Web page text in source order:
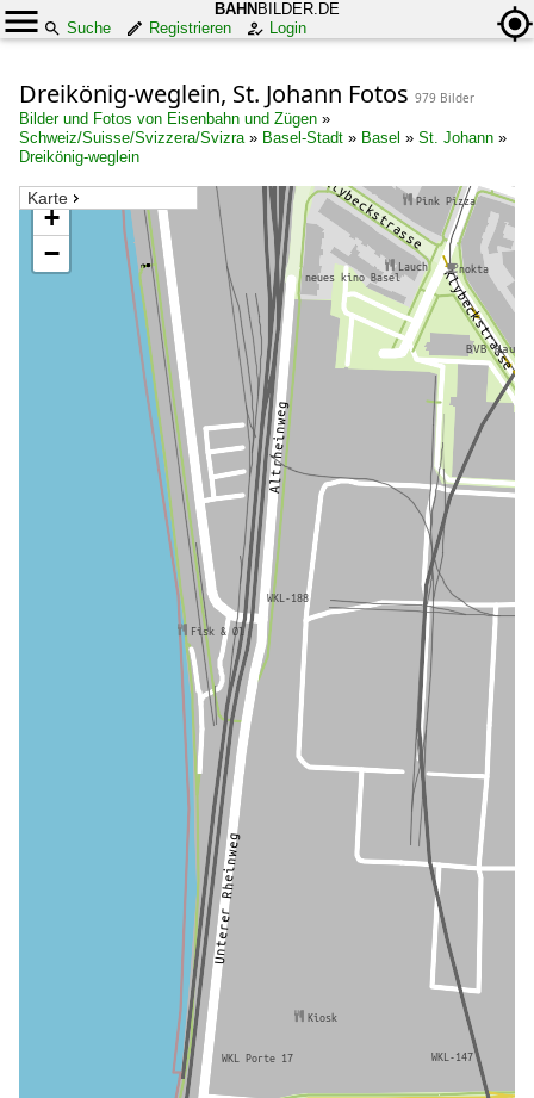
BAHN BILDER.DE
Suche
Registrieren Login
Dreikönig-weglein, St. Johann Fotos 979 Bilder
Bilder und Fotos von Eisenbahn und Zügen »
Schweiz/Suisse/Svizzera/Svizra» Basel-Stadt » Basel » St. Johann »
Dreikönig-weglein
Karte
+
−